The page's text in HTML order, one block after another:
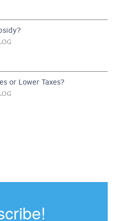
or Lower Taxes?